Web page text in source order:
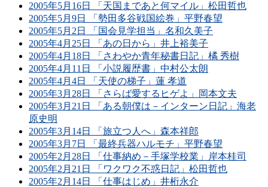
2005年5月16日 「天国まであと何マイル」松田哲也
2005年5月9日 「勢田多谷戦国絵巻」平野春望
2005年5月2日 「国会見学担当」名和久美子
2005年4月25日 「あの日から」井上裕美子
2005年4月18日 「さわやか青年秘書日記」橘 秀樹
2005年4月11日 「小説履歴書」中村公太朗
2005年4月4日 「天使の梯子」蓮 孝道
2005年3月28日 「さらば愛するヒゲよ」岡本文夫
2005年3月21日 「ある朝僕は－インターン日記」海老
原史明
2005年3月14日 「旅立つ人へ」森本祥郎
2005年3月7日 「最終兵器ハルモチ」平野春望
2005年2月28日 「仕事納め－手塚学校業」岸本桂司
2005年2月21日 「ワクワク不惑日記」松田哲也
2005年2月14日 「仕事はじめ」井桁永介